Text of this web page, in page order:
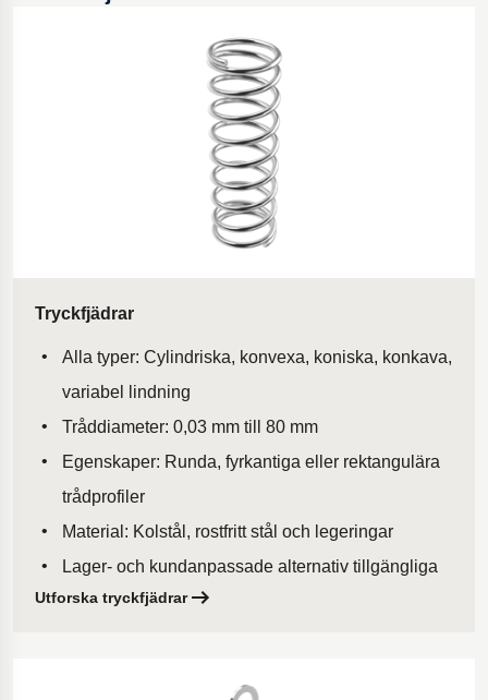
Fjädring i motorcyklar
Innovativa bilfjädrar
Gymnastikgolv
Innovativ tillgänglighetsramp
Ergonomiska kamerariggar
Tryckfjädrar
Alla typer: Cylindriska, konvexa, koniska, konkava,
variabel lindning
Tråddiameter: 0,03 mm till 80 mm
Egenskaper: Runda, fyrkantiga eller rektangulära
trådprofiler
Material: Kolstål, rostfritt stål och legeringar
Lager- och kundanpassade alternativ tillgängliga
Utforska tryckfjädrar